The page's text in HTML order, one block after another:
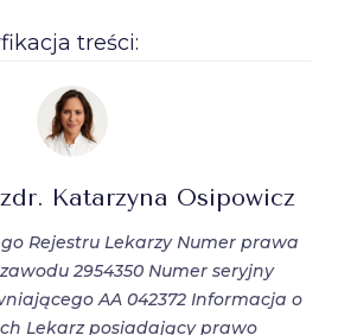
treści:
Katarzyna Osipowicz
Rejestru Lekarzy Numer prawa
2954350 Numer seryjny
AA 042372 Informacja o
Lekarz posiadający prawo